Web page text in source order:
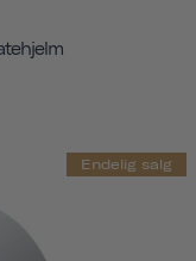
Endelig salg